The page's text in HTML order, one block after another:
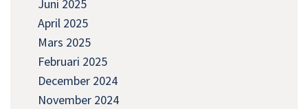
Juni 2025
April 2025
Mars 2025
Februari 2025
December 2024
November 2024